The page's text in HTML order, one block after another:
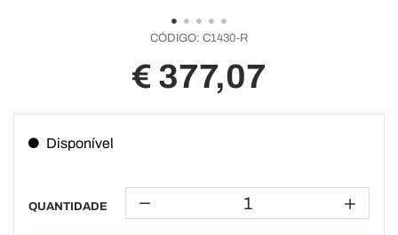
CÓDIGO: C1430-R
€ 377,07
Disponível
QUANTIDADE